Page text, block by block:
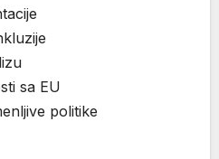
sa EU
politike